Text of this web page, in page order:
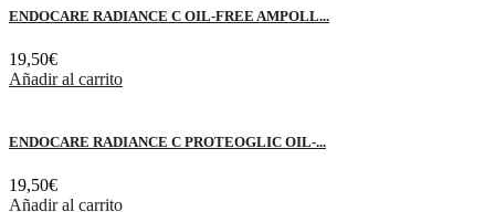
ENDOCARE RADIANCE C OIL-FREE AMPOLL...
19,50€
Añadir al carrito
ENDOCARE RADIANCE C PROTEOGLIC OIL-...
19,50€
Añadir al carrito